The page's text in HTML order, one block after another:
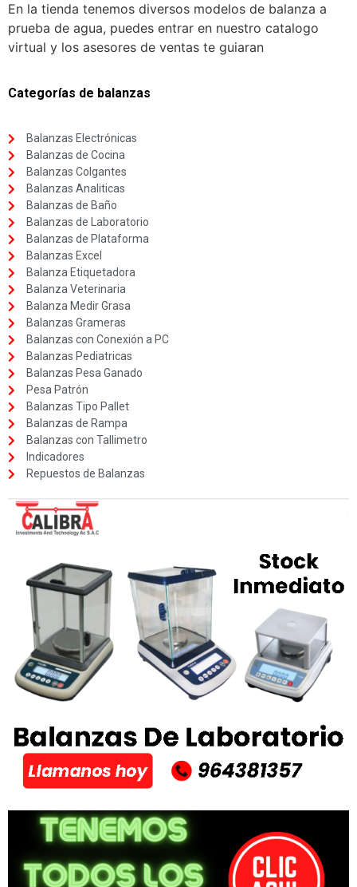
En la tienda tenemos diversos modelos de balanza a
prueba de agua, puedes entrar en nuestro catalogo
virtual y los asesores de ventas te guiaran
Categorías de balanzas
Balanzas Electrónicas
Balanzas de Cocina
Balanzas Colgantes
Balanzas Analiticas
Balanzas de Baño
Balanzas de Laboratorio
Balanzas de Plataforma
Balanzas Excel
Balanza Etiquetadora
Balanza Veterinaria
Balanza Medir Grasa
Balanzas Grameras
Balanzas con Conexión a PC
Balanzas Pediatricas
Balanzas Pesa Ganado
Pesa Patrón
Balanzas Tipo Pallet
Balanzas de Rampa
Balanzas con Tallimetro
Indicadores
Repuestos de Balanzas